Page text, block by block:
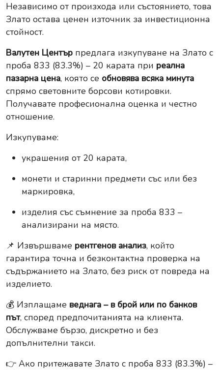
Независимо от произхода или състоянието, това
Злато остава ценен източник за инвестиционна
стойност.
Валутен Център предлага изкупуване на Злато с
проба 833 (83.3%) – 20 карата при реална
пазарна цена, която се обновява всяка минута
спрямо световните борсови котировки.
Получавате професионална оценка и честно
отношение.
Изкупуваме:
украшения от 20 карата,
монети и старинни предмети със или без
маркировка,
изделия със съмнение за проба 833 –
анализирани на място.
📌 Извършваме рентгенов анализ, който
гарантира точна и безконтактна проверка на
съдържанието на Злато, без риск от повреда на
изделието.
💰 Изплащаме веднага – в брой или по банков
път, според предпочитанията на клиента.
Обслужваме бързо, дискретно и без
допълнителни такси.
👉 Ако притежавате Злато с проба 833 (83.3%) –